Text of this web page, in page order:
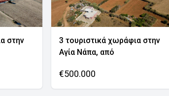
στην
3 τουριστικά χωράφια στην
Αγία Νάπα, από
€500.000